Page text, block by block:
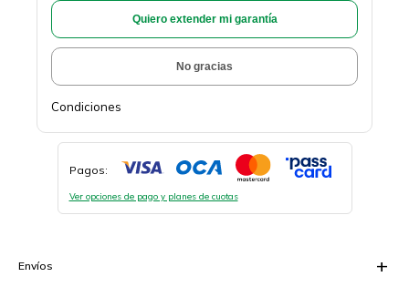
Quiero extender mi garantía
No gracias
Condiciones
Pagos:
Ver opciones de pago y planes de cuotas
Envíos